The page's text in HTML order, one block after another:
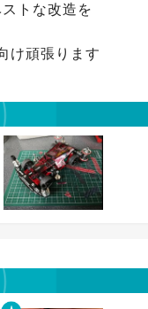
トな改造を
け頑張ります